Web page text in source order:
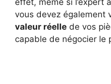
vous devez également
valeur réelle de vos
capable de négocier le